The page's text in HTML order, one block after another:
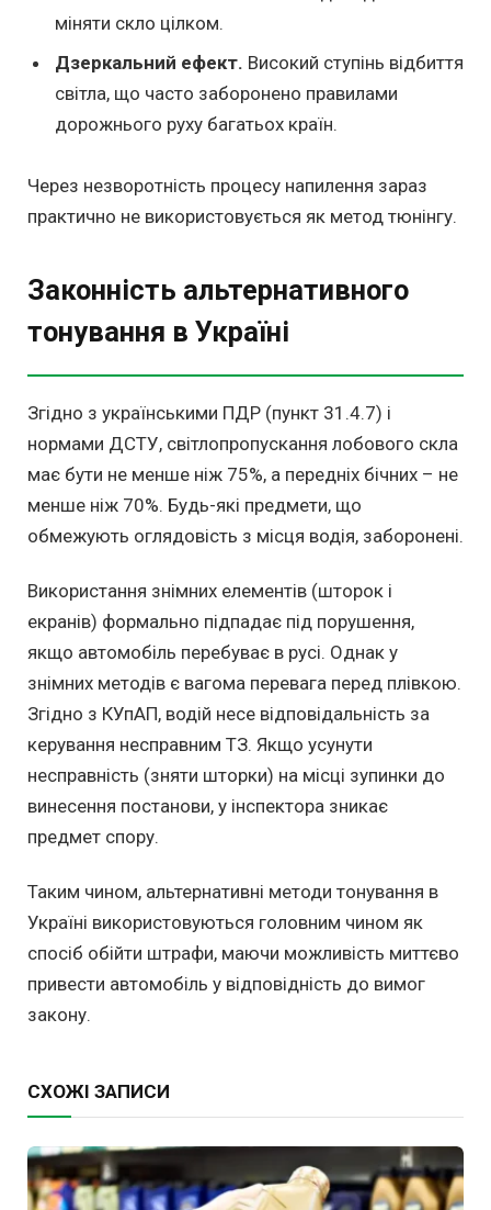
міняти скло цілком.
Дзеркальний ефект. Високий ступінь відбиття
світла, що часто заборонено правилами
дорожнього руху багатьох країн.
Через незворотність процесу напилення зараз
практично не використовується як метод тюнінгу.
Законність альтернативного
тонування в Україні
Згідно з українськими ПДР (пункт 31.4.7) і
нормами ДСТУ, світлопропускання лобового скла
має бути не менше ніж 75%, а передніх бічних – не
менше ніж 70%. Будь-які предмети, що
обмежують оглядовість з місця водія, заборонені.
Використання знімних елементів (шторок і
екранів) формально підпадає під порушення,
якщо автомобіль перебуває в русі. Однак у
знімних методів є вагома перевага перед плівкою.
Згідно з КУпАП, водій несе відповідальність за
керування несправним ТЗ. Якщо усунути
несправність (зняти шторки) на місці зупинки до
винесення постанови, у інспектора зникає
предмет спору.
Таким чином, альтернативні методи тонування в
Україні використовуються головним чином як
спосіб обійти штрафи, маючи можливість миттєво
привести автомобіль у відповідність до вимог
закону.
СХОЖІ ЗАПИСИ